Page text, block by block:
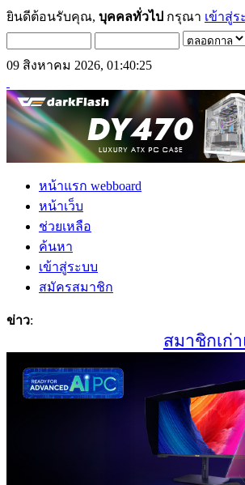
ยินดีต้อนรับคุณ, บุคคลทั่วไป กรุณา เข้าสู่ร
09 สิงหาคม 2026, 01:40:25
หน้าแรก webboard
หน้าเว็บ
ช่วยเหลือ
ค้นหา
เข้าสู่ระบบ
สมัครสมาชิก
ข่าว:
สมาชิกเก่า